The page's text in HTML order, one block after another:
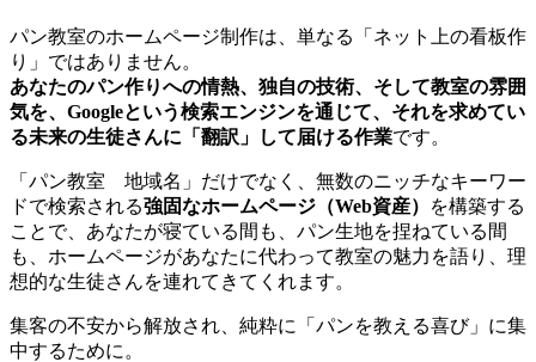
パン教室のホームページ制作は、単なる「ネット上の看板作
り」ではありません。
あなたのパン作りへの情熱、独自の技術、そして教室の雰囲
気を、Googleという検索エンジンを通じて、それを求めてい
る未来の生徒さんに「翻訳」して届ける作業です。
「パン教室 地域名」だけでなく、無数のニッチなキーワー
ドで検索される強固なホームページ（Web資産）
を構築する
ことで、あなたが寝ている間も、パン生地を捏ねている間
も、ホームページがあなたに代わって教室の魅力を語り、理
想的な生徒さんを連れてきてくれます。
集客の不安から解放され、純粋に「パンを教える喜び」に集
中するために。